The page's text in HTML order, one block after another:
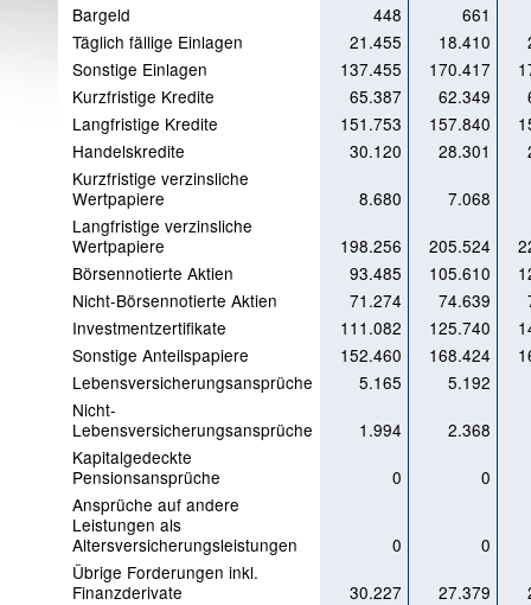
Bargeld
448
661
Täglich fällige Einlagen
21.455 18.410
Sonstige Einlagen
137.455 170.417
Kurzfristige Kredite
65.387 62.349
Langfristige Kredite
151.753 157.840
Handelskredite
30.120 28.301
Kurzfristige verzinsliche
Wertpapiere
8.680
7.068
Langfristige verzinsliche
Wertpapiere
198.256 205.524
Börsennotierte Aktien
93.485 105.610
Nicht-Börsennotierte Aktien
71.274 74.639
Investmentzertifikate
111.082 125.740
Sonstige Anteilspapiere
152.460 168.424
Lebensversicherungsansprüche
5.165
5.192
Nicht-
Lebensversicherungsansprüche
1.994
2.368
Kapitalgedeckte
Pensionsansprüche
0
0
Ansprüche auf andere
Leistungen als
Altersversicherungsleistungen
0
0
Übrige Forderungen inkl.
Finanzderivate
30.227 27.379